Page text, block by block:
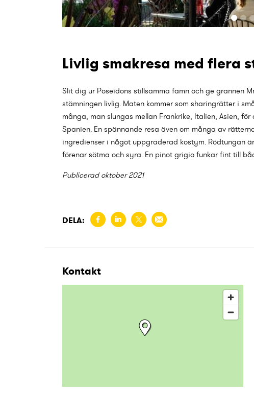
Livlig smakresa med flera
Slit dig ur Poseidons stillsamma famn och ge grannen
stämningen livlig. Maten kommer som sharingrätter i
många, man slungas mellan Frankrike, Italien, Asien,
Spanien. En spännande resa även om många av
ingredienser i något uppgraderad kostym. Rödtungan
förenar sötma och syra. En pinot grigio funkar fint till
Publicerad oktober 2021
DELA:
Kontakt